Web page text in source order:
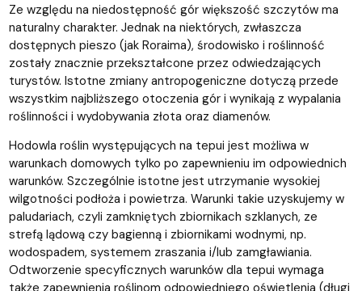
Ze względu na niedostępność gór większość szczytów ma
naturalny charakter. Jednak na niektórych, zwłaszcza
dostępnych pieszo (jak Roraima), środowisko i roślinność
zostały znacznie przekształcone przez odwiedzających
turystów. Istotne zmiany antropogeniczne dotyczą przede
wszystkim najbliższego otoczenia gór i wynikają z wypalania
roślinności i wydobywania złota oraz diamenów.
Hodowla roślin występujących na tepui jest możliwa w
warunkach domowych tylko po zapewnieniu im odpowiednich
warunków. Szczególnie istotne jest utrzymanie wysokiej
wilgotności podłoża i powietrza. Warunki takie uzyskujemy w
paludariach, czyli zamkniętych zbiornikach szklanych, ze
strefą lądową czy bagienną i zbiornikami wodnymi, np.
wodospadem, systemem zraszania i/lub zamgławiania.
Odtworzenie specyficznych warunków dla tepui wymaga
także zapewnienia roślinom odpowiedniego oświetlenia (długi